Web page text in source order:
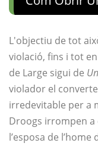
L'objectiu de tot
violació, fins i tot
de Large sigui de
violador el
irredevitable per a
Droogs irrompen a
l’esposa de